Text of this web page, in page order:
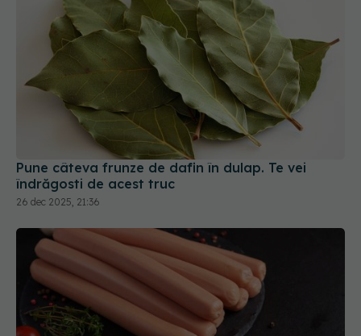
Pune câteva frunze de dafin în dulap. Te vei
îndrăgosti de acest truc
26 dec 2025, 21:36